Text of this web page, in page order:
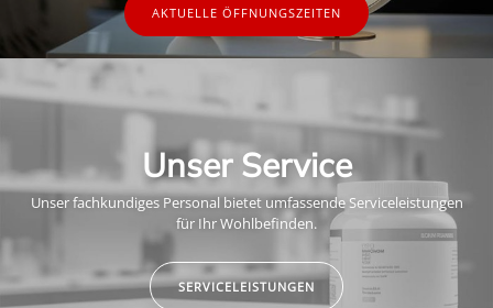
AKTUELLE ÖFFNUNGSZEITEN
Unser Service
Unser fachkundiges Personal bietet umfassende Serviceleistungen
für Ihr Wohlbefinden.
SERVICELEISTUNGEN